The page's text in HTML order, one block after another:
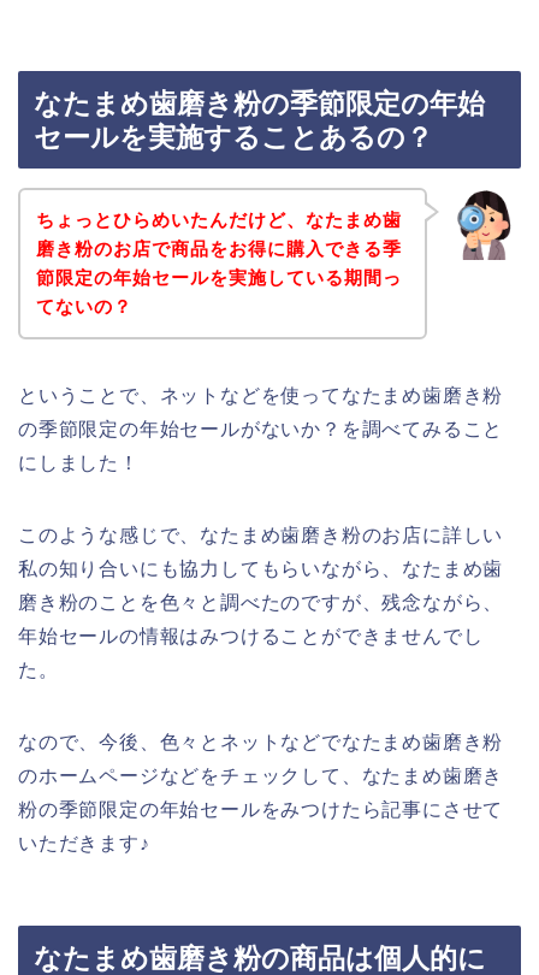
なたまめ歯磨き粉の季節限定の年始
セールを実施することあるの？
ちょっとひらめいたんだけど、なたまめ歯
磨き粉のお店で商品をお得に購入できる季
節限定の年始セールを実施している期間っ
てないの？
ということで、ネットなどを使ってなたまめ歯磨き粉
の季節限定の年始セールがないか？を調べてみること
にしました！
このような感じで、なたまめ歯磨き粉のお店に詳しい
私の知り合いにも協力してもらいながら、なたまめ歯
磨き粉のことを色々と調べたのですが、残念ながら、
年始セールの情報はみつけることができませんでし
た。
なので、今後、色々とネットなどでなたまめ歯磨き粉
のホームページなどをチェックして、なたまめ歯磨き
粉の季節限定の年始セールをみつけたら記事にさせて
いただきます♪
なたまめ歯磨き粉の商品は個人的に